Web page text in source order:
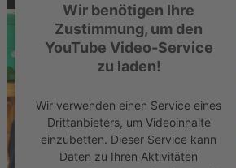
Wir benötigen Ihre
Zustimmung, um den
YouTube Video-Service
zu laden!
Wir verwenden einen Service eines
Drittanbieters, um Videoinhalte
einzubetten. Dieser Service kann
Daten zu Ihren Aktivitäten